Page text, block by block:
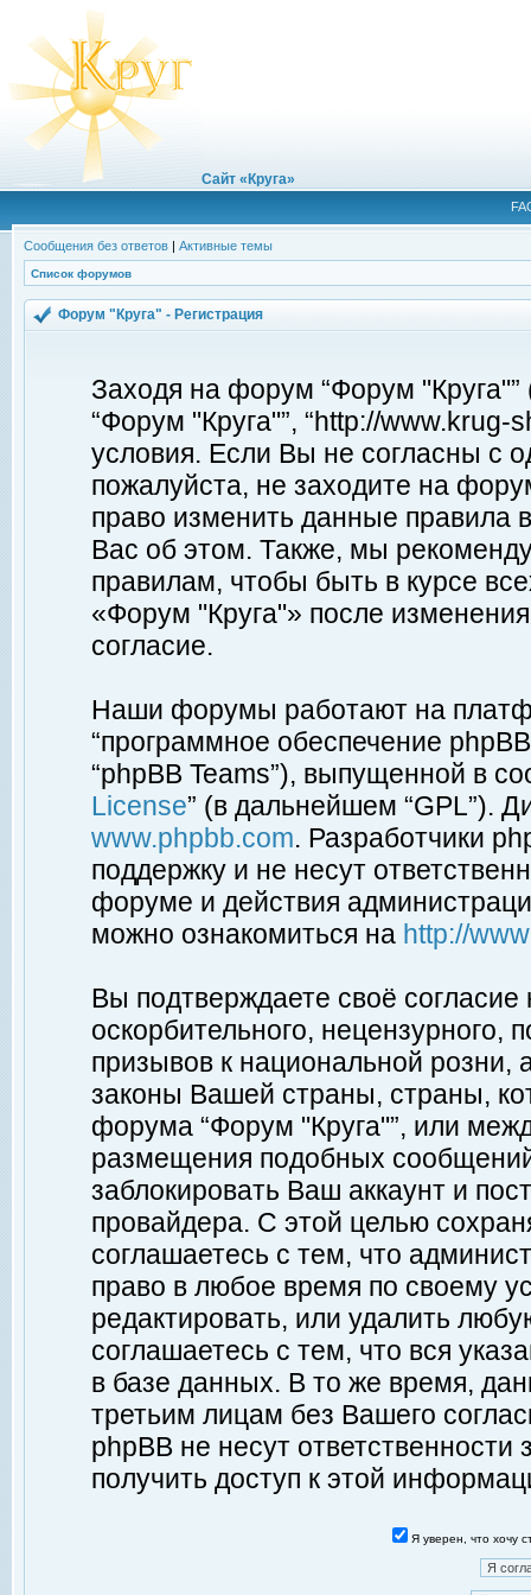
Сайт «Круга»
Сообщения без ответов | Активные темы
Список форумов
Форум "Круга" - Регистрация
Заходя на форум “Форум
“Форум "Круга"”, “http://
условия. Если Вы не согласны с
пожалуйста, не заходите на
право изменить данные правила
Вас об этом. Также, мы
правилам, чтобы быть в курсе
«Форум "Круга"» после
согласие.
Наши форумы работают на
“программное обеспечение
“phpBB Teams”), выпущенной в
License” (в дальнейшем “GPL”).
www.phpbb.com. Разработчики
поддержку и не несут
форуме и действия
можно ознакомиться на http://
Вы подтверждаете своё
оскорбительного, нецензурного,
призывов к национальной
законы Вашей страны, страны,
форума “Форум "Круга"”, или
размещения подобных
заблокировать Ваш аккаунт и
провайдера. С этой целью
соглашаетесь с тем, что
право в любое время по своему
редактировать, или удалить
соглашаетесь с тем, что вся
в базе данных. В то же время,
третьим лицам без Вашего
phpBB не несут ответственности
получить доступ к этой
Я уверен, что хочу